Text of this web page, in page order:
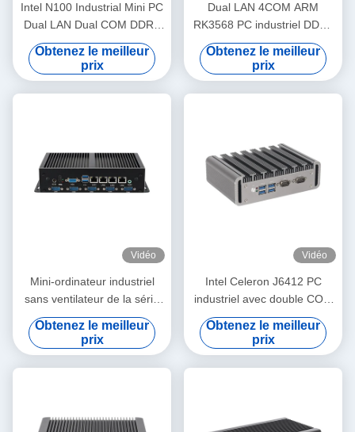
Intel N100 Industrial Mini PC
Dual LAN Dual COM DDR4
16G RAM Pour le secteur
industriel
Obtenez le meilleur
prix
Dual LAN 4COM ARM
RK3568 PC industriel DDR4
8G EMMC 16G Android 11
Mini PC intégré
Obtenez le meilleur
prix
Vidéo
Mini-ordinateur industriel
sans ventilateur de la série
Intel 4 Gigabit Ethernet LAN
6COM
Obtenez le meilleur
prix
Vidéo
Intel Celeron J6412 PC
industriel avec double COM
double LAN et Linux
Obtenez le meilleur
prix